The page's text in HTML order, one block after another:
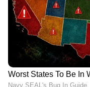
പോലീസിൻ
നടത്തിയ
നിലയിൽ
പരിശോധനയില്‍,